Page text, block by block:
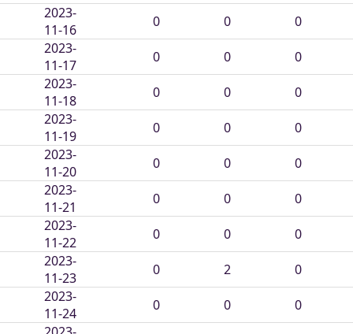
2023-
11-16
0 0
0
2023-
11-17
0 0
0
2023-
11-18
0 0
0
2023-
11-19
0 0
0
2023-
11-20
0 0
0
2023-
11-21
0 0
0
2023-
11-22
0 0
0
2023-
11-23
0 2
0
2023-
11-24
0 0
0